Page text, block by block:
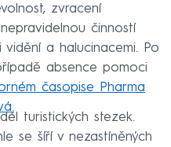
zvracení
činností
a halucinacemi. Po
absence pomoci
časopise Pharma
turistických stezek.
se šíří v nezastíněných